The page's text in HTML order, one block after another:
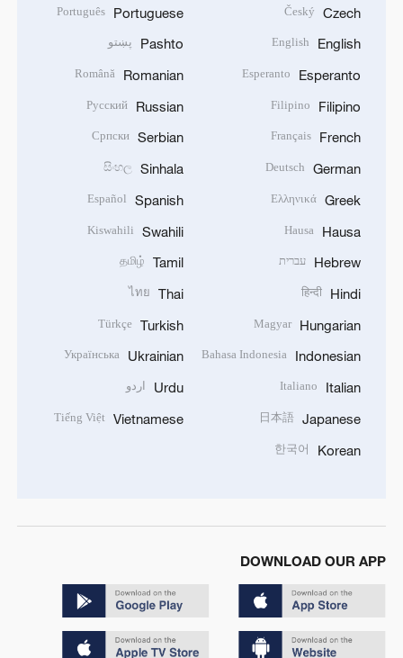
Czech
Český
English
English
Esperanto
Esperanto
Filipino
Filipino
French
Français
German
Deutsch
Greek
Ελληνικά
Hausa
Hausa
Hebrew עברית
Hindi
हिन्दी
Hungarian
Magyar
Indonesian
Bahasa Indonesia
Italian
Italiano
Japanese
日本語
Korean
한국어
Portuguese
Português
Pashto پښتو
Romanian
Română
Russian
Русский
Serbian
Српски
Sinhala
සිංහල
Spanish
Español
Swahili
Kiswahili
Tamil
தமிழ்
Thai
ไทย
Turkish
Türkçe
Ukrainian
Українська
Urdu اردو
Vietnamese
Tiếng Việt
DOWNLOAD OUR APP